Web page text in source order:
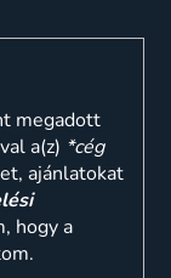
megadott
a(z) *cég
ajánlatokat
hogy a